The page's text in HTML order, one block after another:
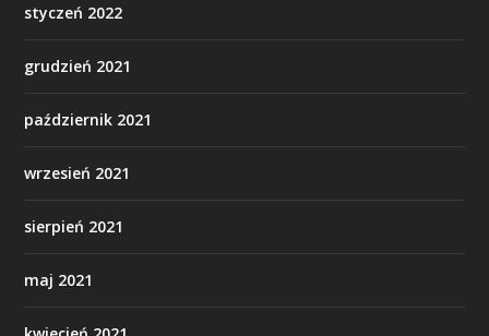
styczeń 2022
grudzień 2021
październik 2021
wrzesień 2021
sierpień 2021
maj 2021